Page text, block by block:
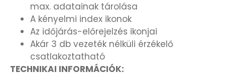
max. adatainak tárolása
A kényelmi index ikonok
Az időjárás-előrejelzés ikonjai
Akár 3 db vezeték nélküli érzékelő
csatlakoztatható
TECHNIKAI INFORMÁCIÓK:
ÖNGYÚJTÓK
ÓRAFORGATÓK
ÓRÁS GÉPEK